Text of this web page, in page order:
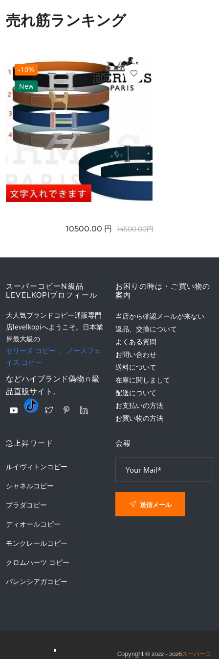
売れ筋ランキング
-10%
New
10500.00 円 14500.00円
スーパーコピーN級品
LEVELKOPIプロフィール
大人気ブランドコピー通販専門
店levelkopiへようこそ。日本業
界最大級の
セリーヌ コピー 、
ノースフェ
イス コピー
などハイブランド偽物ｎ級
品直販サイト。
お困りの時は・ご買い物の
案内
当店から確認メールが来ない
返品、交換について
よくある質問
お問い合わせ
送料について
在庫に関しまして
配送について
お支払いの方法
お買い物の方法
急上昇ワード
ルイヴィトンコピー
シャネルコピー
プラダコピー
ディオールコピー
モンクレールコピー
クロムハーツ コピー
バレンシアガコピー
会報
送信メール
Copyright © 2022 - 2026スーパーコ